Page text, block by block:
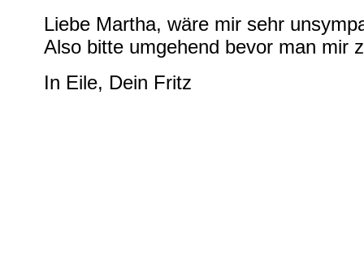
Liebe Martha, wäre mir sehr
Also bitte umgehend bevor man mir
In Eile, Dein Fritz